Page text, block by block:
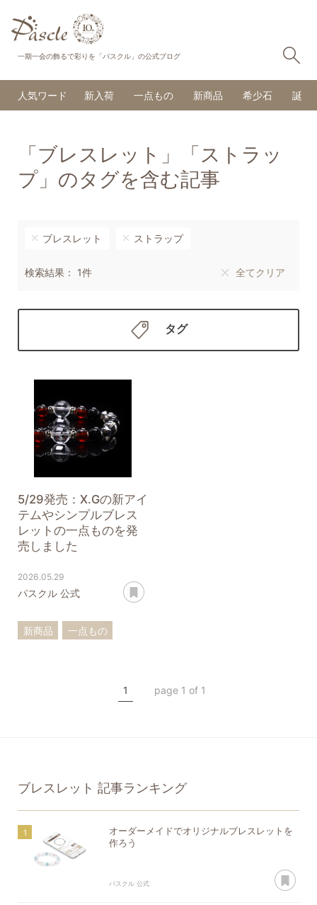
一期一会の飾るで彩りを「パスクル」の公式ブログ
人気ワード 新入荷 一点もの 新商品 希少石 誕生
「ブレスレット」「ストラッ
プ」のタグを含む記事
ブレスレット ストラップ
検索結果： 1件 全てクリア
タグ
5/29発売：X.Gの新アイ
テムやシンプルブレス
レットの一点ものを発
売しました
2026.05.29
パスクル 公式
新商品
一点もの
1
page 1 of 1
ブレスレット 記事ランキング
オーダーメイドでオリジナルブレスレットを
作ろう
パスクル 公式